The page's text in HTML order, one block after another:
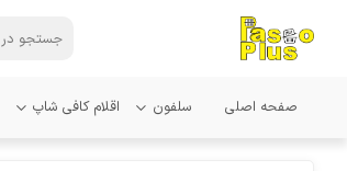
صفحه اصلی سلفون اقلام کافی شاپ